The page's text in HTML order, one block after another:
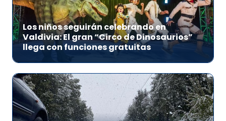
Los niños seguirán celebrando en
Valdivia: El gran “Circo de Dinosaurios”
llega con funciones gratuitas